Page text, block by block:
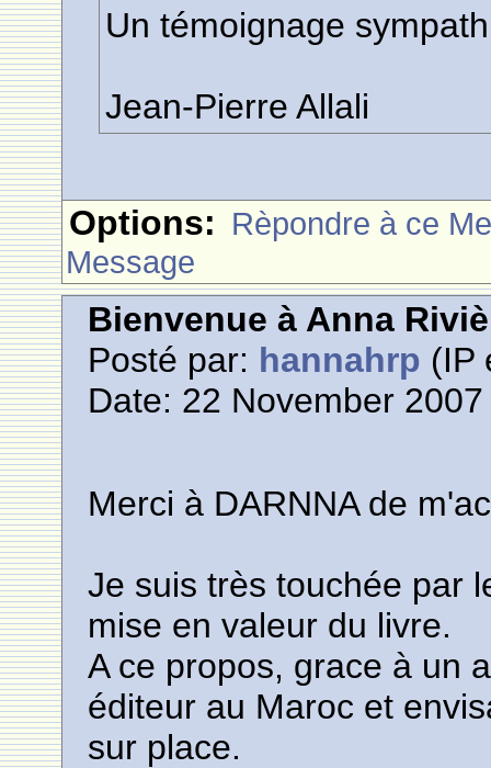
Un témoignage
Jean-Pierre Allali
Options: Rèpondre à ce
Message
Bienvenue à Anna
Posté par: hannahrp (IP
Date: 22 November
Merci à DARNNA de
Je suis très touchée par
mise en valeur du livre.
A ce propos, grace à un
éditeur au Maroc et
sur place.